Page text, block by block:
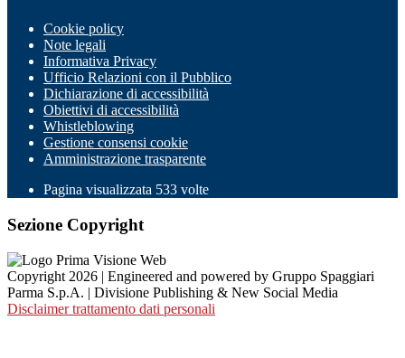
Cookie policy
Note legali
Informativa Privacy
Ufficio Relazioni con il Pubblico
Dichiarazione di accessibilità
Obiettivi di accessibilità
Whistleblowing
Gestione consensi cookie
Amministrazione trasparente
Pagina visualizzata 533 volte
Sezione Copyright
Copyright 2026 | Engineered and powered by Gruppo Spaggiari
Parma S.p.A. | Divisione Publishing & New Social Media
Disclaimer trattamento dati personali